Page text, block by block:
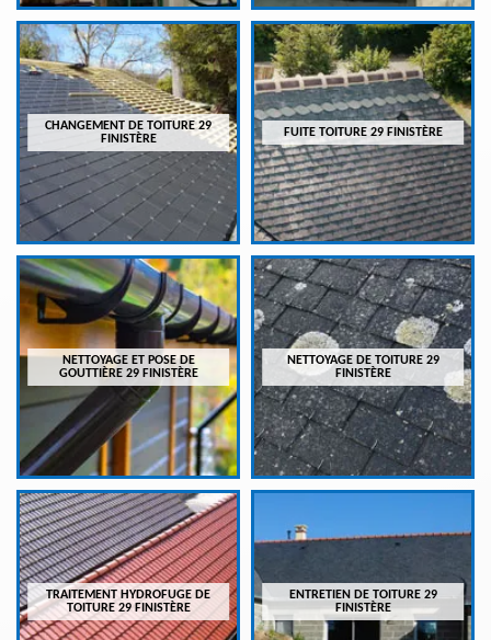
CHANGEMENT DE TOITURE 29
FINISTÈRE
FUITE TOITURE 29 FINISTÈRE
NETTOYAGE ET POSE DE
GOUTTIÈRE 29 FINISTÈRE
NETTOYAGE DE TOITURE 29
FINISTÈRE
TRAITEMENT HYDROFUGE DE
TOITURE 29 FINISTÈRE
ENTRETIEN DE TOITURE 29
FINISTÈRE